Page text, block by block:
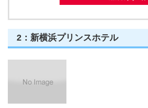
2：新横浜プリンスホテル